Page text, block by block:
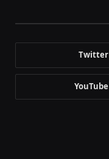
Twitter
YouTube